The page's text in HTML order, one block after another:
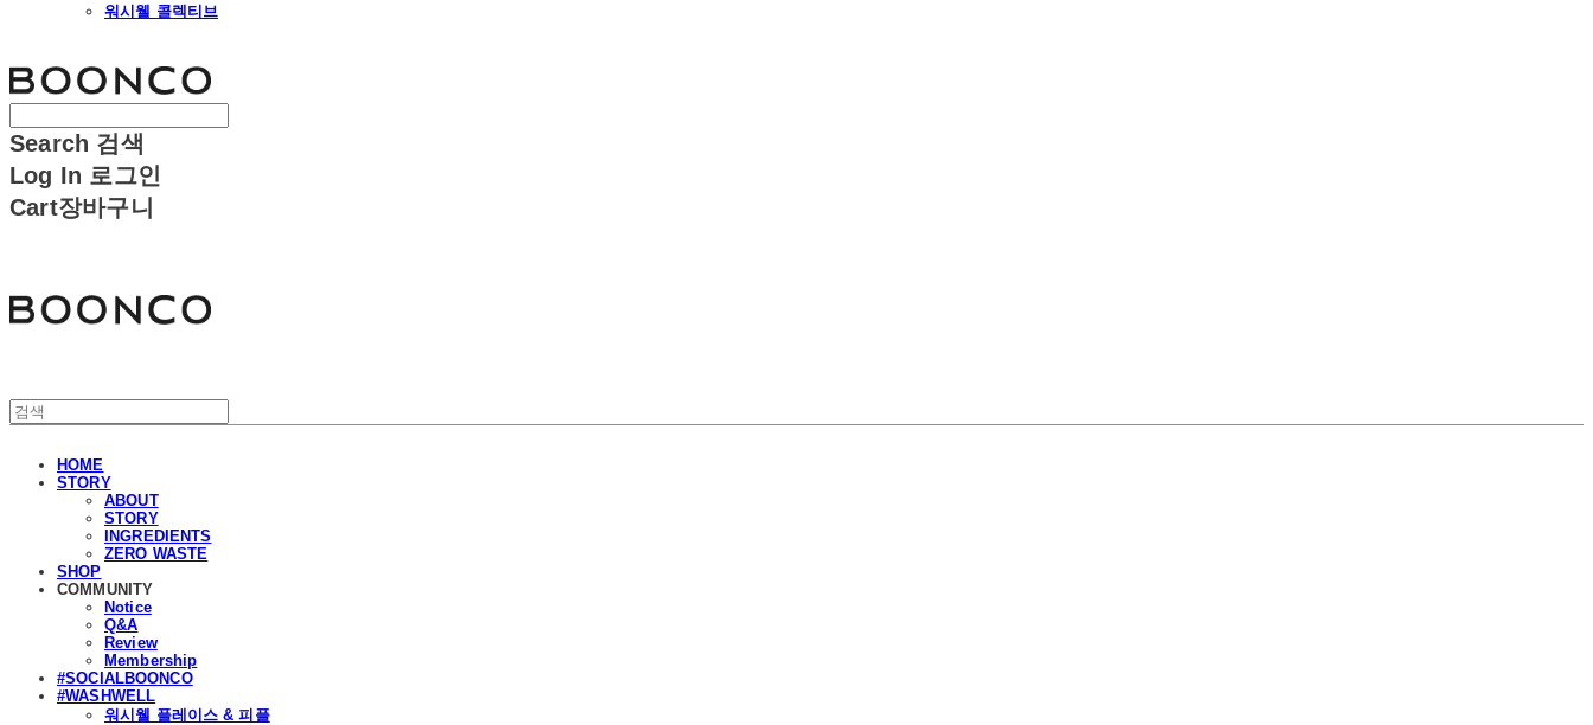
워시웰 콜렉티브
Search 검색
Log In 로그인
Cart장바구니
HOME
STORY
ABOUT
STORY
INGREDIENTS
ZERO WASTE
SHOP
COMMUNITY
Notice
Q&A
Review
Membership
#SOCIALBOONCO
#WASHWELL
워시웰 플레이스 & 피플